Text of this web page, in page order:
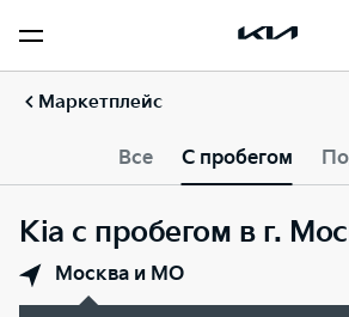
Маркетплейс
Все С пробегом
Kia с пробегом в г.
Москва и МО